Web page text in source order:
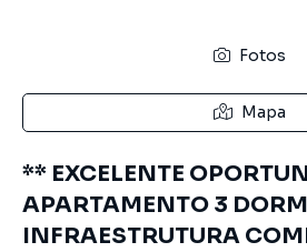
Fotos
Mapa
** EXCELENTE
APARTAMENTO 3
INFRAESTRUTURA